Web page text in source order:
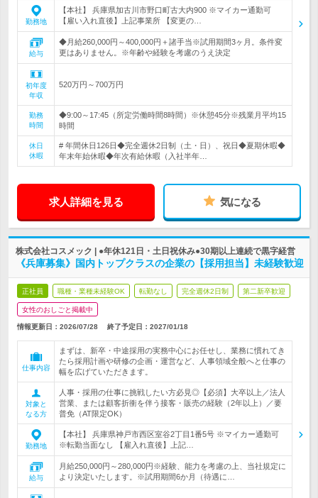
勤務地
【本社】 兵庫県加古川市野口町古大内900 ※マイカー通勤可
【雇い入れ直後】上記事業所 【変更の…
給与
◆月給260,000円～400,000円＋諸手当※試用期間3ヶ月。条件変
更はありません。※年齢や経験を考慮のうえ決定
初年度
年収
520万円～700万円
勤務
時間
◆9:00～17:45（所定労働時間8時間）※休憩45分※残業月平均15
時間
休日
休暇
# 年間休日126日◆完全週休2日制（土・日）、祝日◆夏期休暇◆
年末年始休暇◆年次有給休暇（入社半年…
求人詳細を見る 気になる
株式会社コスメック | ●年休121日・土日祝休み●30期以上連続で黒字経営
《兵庫募集》国内トップクラスの企業の【採用担当】未経験歓迎
正社員 職種・業種未経験OK 転勤なし 完全週休2日制 第二新卒歓迎
女性のおしごと掲載中
情報更新日：2026/07/28 終了予定日： 2027/01/18
仕事内容
まずは、新卒・中途採用の実務中心にお任せし、業務に慣れてき
たら採用計画や研修の企画・運営など、人事領域全般へと仕事の
幅を広げていただきます。
対象と
なる方
人事・採用の仕事に挑戦したい方必見◎【必須】大卒以上／法人
営業、または顧客折衝を伴う接客・販売の経験（2年以上）／要
普免（AT限定OK）
勤務地
【本社】 兵庫県神戸市西区室谷2丁目1番5号 ※マイカー通勤可
※転勤当面なし 【雇入れ直後】上記…
給与
月給250,000円～280,000円※経験、能力を考慮の上、当社規定に
より決定いたします。※試用期間6か月（待遇に…